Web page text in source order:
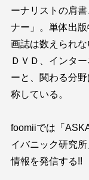
ーナリストの肩
ナー」。単体出
画誌は数えられな
ＤＶＤ、インタ
ーと、関わる分
称している。
foomiiでは「
イバニック研究
情報を発信する!!